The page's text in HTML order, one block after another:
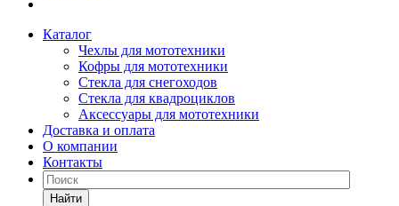
Каталог
Чехлы для мототехники
Кофры для мототехники
Стекла для снегоходов
Стекла для квадроциклов
Аксессуары для мототехники
Доставка и оплата
О компании
Контакты
Найти